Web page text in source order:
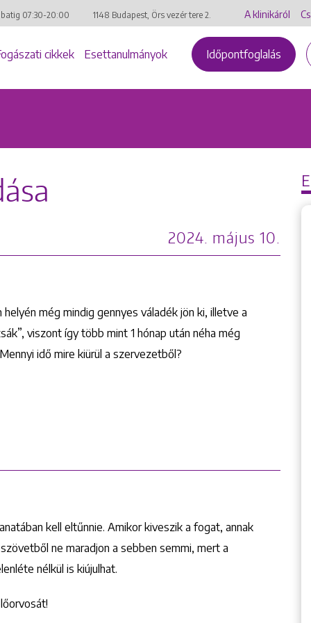
07:30-20:00 1148 Budapest, Örs vezér tere 2. A klinikáról
cikkek Esettanulmányok Időpontfoglalás
2024. május 10.
még mindig gennyes váladék jön ki, illetve a
viszont így több mint 1 hónap után néha még
idő mire kiürül a szervezetből?
kell eltűnnie. Amikor kiveszik a fogat, annak
ne maradjon a sebben semmi, mert a
nélkül is kiújulhat.